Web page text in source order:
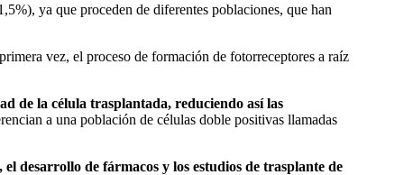
ya que proceden de diferentes poblaciones, que han
vez, el proceso de formación de fotorreceptores a raíz
de la célula trasplantada, reduciendo así las
a una población de células doble positivas llamadas
desarrollo de fármacos y los estudios de trasplante de